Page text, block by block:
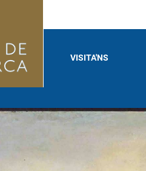
VISITA'NS